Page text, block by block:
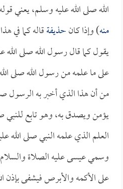
الله صلى الله عليه وسلم، يعني
منه) وإذا كانحذيفةقاله كما في
يقول كما قال رسول الله صلى
على ما علمه من رسول الله صلى
من أن هذا الذي أخبر به الرسول
يؤمن ويصدق به، وهو تابع للنبي
العلم الذي علمه النبي صلى الله
وسمي عيسى عليه الصلاة والسلام
على الأكمه والأبرص فيشفى بإذن